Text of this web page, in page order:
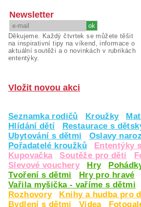
Newsletter
Děkujeme. Každý čtvrtek se můžete těšit
na inspirativní tipy na víkend, informace o
aktuální soutěži a o novinkách v rubrikách
ententýky.
Vložit novou akci
Seznamka rodičů Kroužky
Hlídání dětí
Restaurace s
Ubytování s dětmi
Oslavy
Pořadatelé kroužků
Ententýky
Kupovačka
Soutěže pro děti
Slevové vouchery
Hry
Tvoření s dětmi
Hry pro hravé
Vařila myšička - vaříme s dětmi
Rozhovory
Knihy a hudba pro
Bydlení s dětmi
Videa